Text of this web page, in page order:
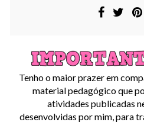
Tenho o maior prazer em
material pedagógico que
atividades publicadas
desenvolvidas por mim, para